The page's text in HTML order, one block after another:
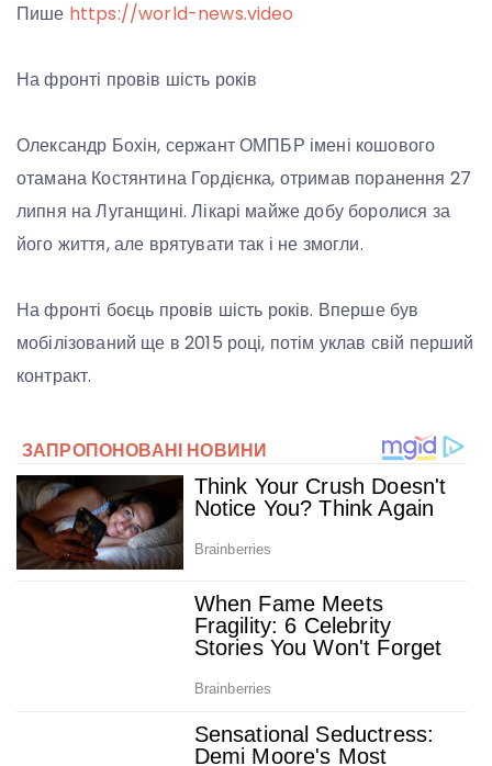
Пише https://world-news.video
На фронті провів шість років
Олександр Бохін, сержант ОМПБР імені кошового
отамана Костянтина Гордієнка, отримав поранення 27
липня на Луганщині. Лікарі майже добу боролися за
його життя, але врятувати так і не змогли.
На фронті боєць провів шість років. Вперше був
мобілізований ще в 2015 році, потім уклав свій перший
контракт.